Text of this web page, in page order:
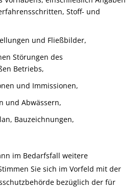
Stoff- und
und Fließbilder,
Störungen des
Betriebs,
und Immissionen,
und Abwässern,
Bauzeichnungen,
im Bedarfsfall weitere
Sie sich im Vorfeld mit der
bezüglich der für